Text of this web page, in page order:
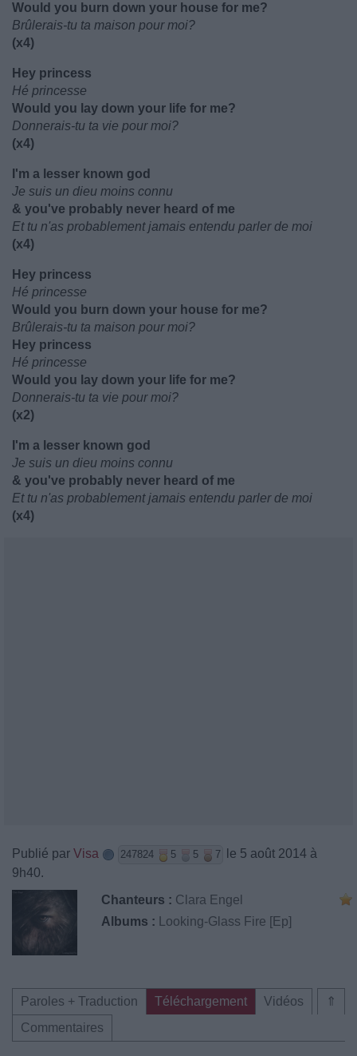
Would you burn down your house for me?
Brûlerais-tu ta maison pour moi?
(x4)
Hey princess
Hé princesse
Would you lay down your life for me?
Donnerais-tu ta vie pour moi?
(x4)
I'm a lesser known god
Je suis un dieu moins connu
& you've probably never heard of me
Et tu n'as probablement jamais entendu parler de moi
(x4)
Hey princess
Hé princesse
Would you burn down your house for me?
Brûlerais-tu ta maison pour moi?
Hey princess
Hé princesse
Would you lay down your life for me?
Donnerais-tu ta vie pour moi?
(x2)
I'm a lesser known god
Je suis un dieu moins connu
& you've probably never heard of me
Et tu n'as probablement jamais entendu parler de moi
(x4)
Publié par Visa 247824 5 5 7
le 5 août 2014 à
9h40.
Chanteurs : Clara Engel
Albums :
Looking​-​Glass Fire [Ep]
⇑
Paroles + Traduction Téléchargement
Vidéos
Commentaires